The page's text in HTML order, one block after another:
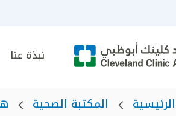
نبذة عنا
المكتبة الصحية